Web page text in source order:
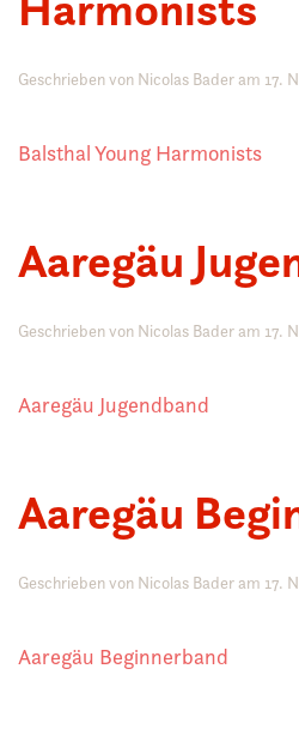
Geschrieben von Nicolas Bader am 17.
Balsthal Young Harmonists
Aaregäu
Geschrieben von Nicolas Bader am 17.
Aaregäu Jugendband
Aaregäu
Geschrieben von Nicolas Bader am 17.
Aaregäu Beginnerband